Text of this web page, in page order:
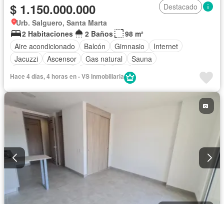
$ 1.150.000.000
Destacado
Urb. Salguero, Santa Marta
2 Habitaciones
2 Baños
98 m²
Aire acondicionado
Balcón Gimnasio
Internet
Jacuzzi
Ascensor Gas natural
Sauna
Agua
Hace 4 días, 4 horas en - VS Inmobiliaria